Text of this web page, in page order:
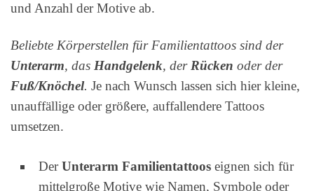
und Anzahl der Motive ab.
Beliebte Körperstellen für Familientattoos sind der
Unterarm, das Handgelenk, derRücken oder der
Fuß/Knöchel. Je nach Wunsch lassen sich hier kleine,
unauffällige oder größere, auffallendere Tattoos
umsetzen.
DerUnterarm Familientattoos eignen sich für
mittelgroße Motive wie Namen, Symbole oder